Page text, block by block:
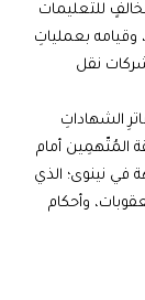
للتعليمات
وقيامه بعملياتِ
نقل
الشهاداتِ
المُتّهمِين أمام
في نينوى؛ الذي
(٣١٥) من قانون العقوبات، وأحكام